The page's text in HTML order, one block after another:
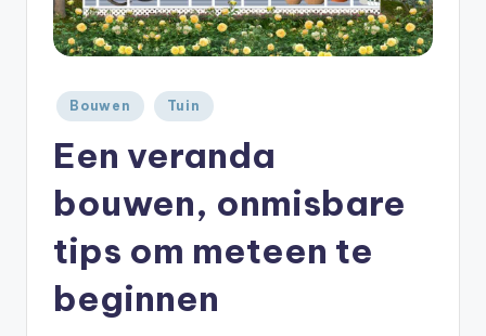
Geplaatst
in
Bouwen Tuin
Een veranda
bouwen, onmisbare
tips om meteen te
beginnen